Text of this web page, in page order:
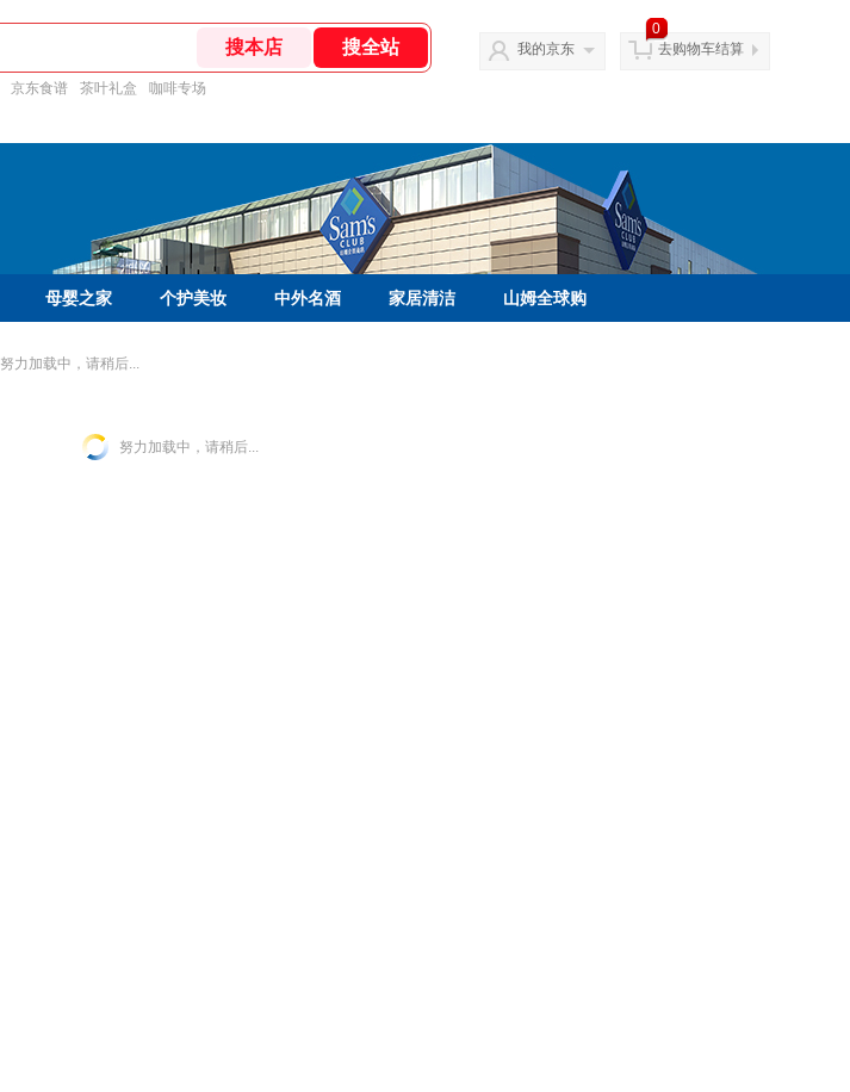
京东食谱 茶叶礼盒 咖啡专场
我的京东
0
去购物车结算
母婴之家 个护美妆 中外名酒 家居清洁 山姆全球购
努力加载中，请稍后...
努力加载中，请稍后...